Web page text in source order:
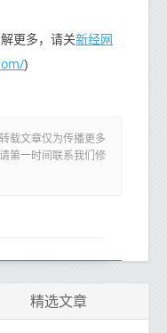
更多，请关新经网
)
载文章仅为传播更多
第一时间联系我们修
精选文章